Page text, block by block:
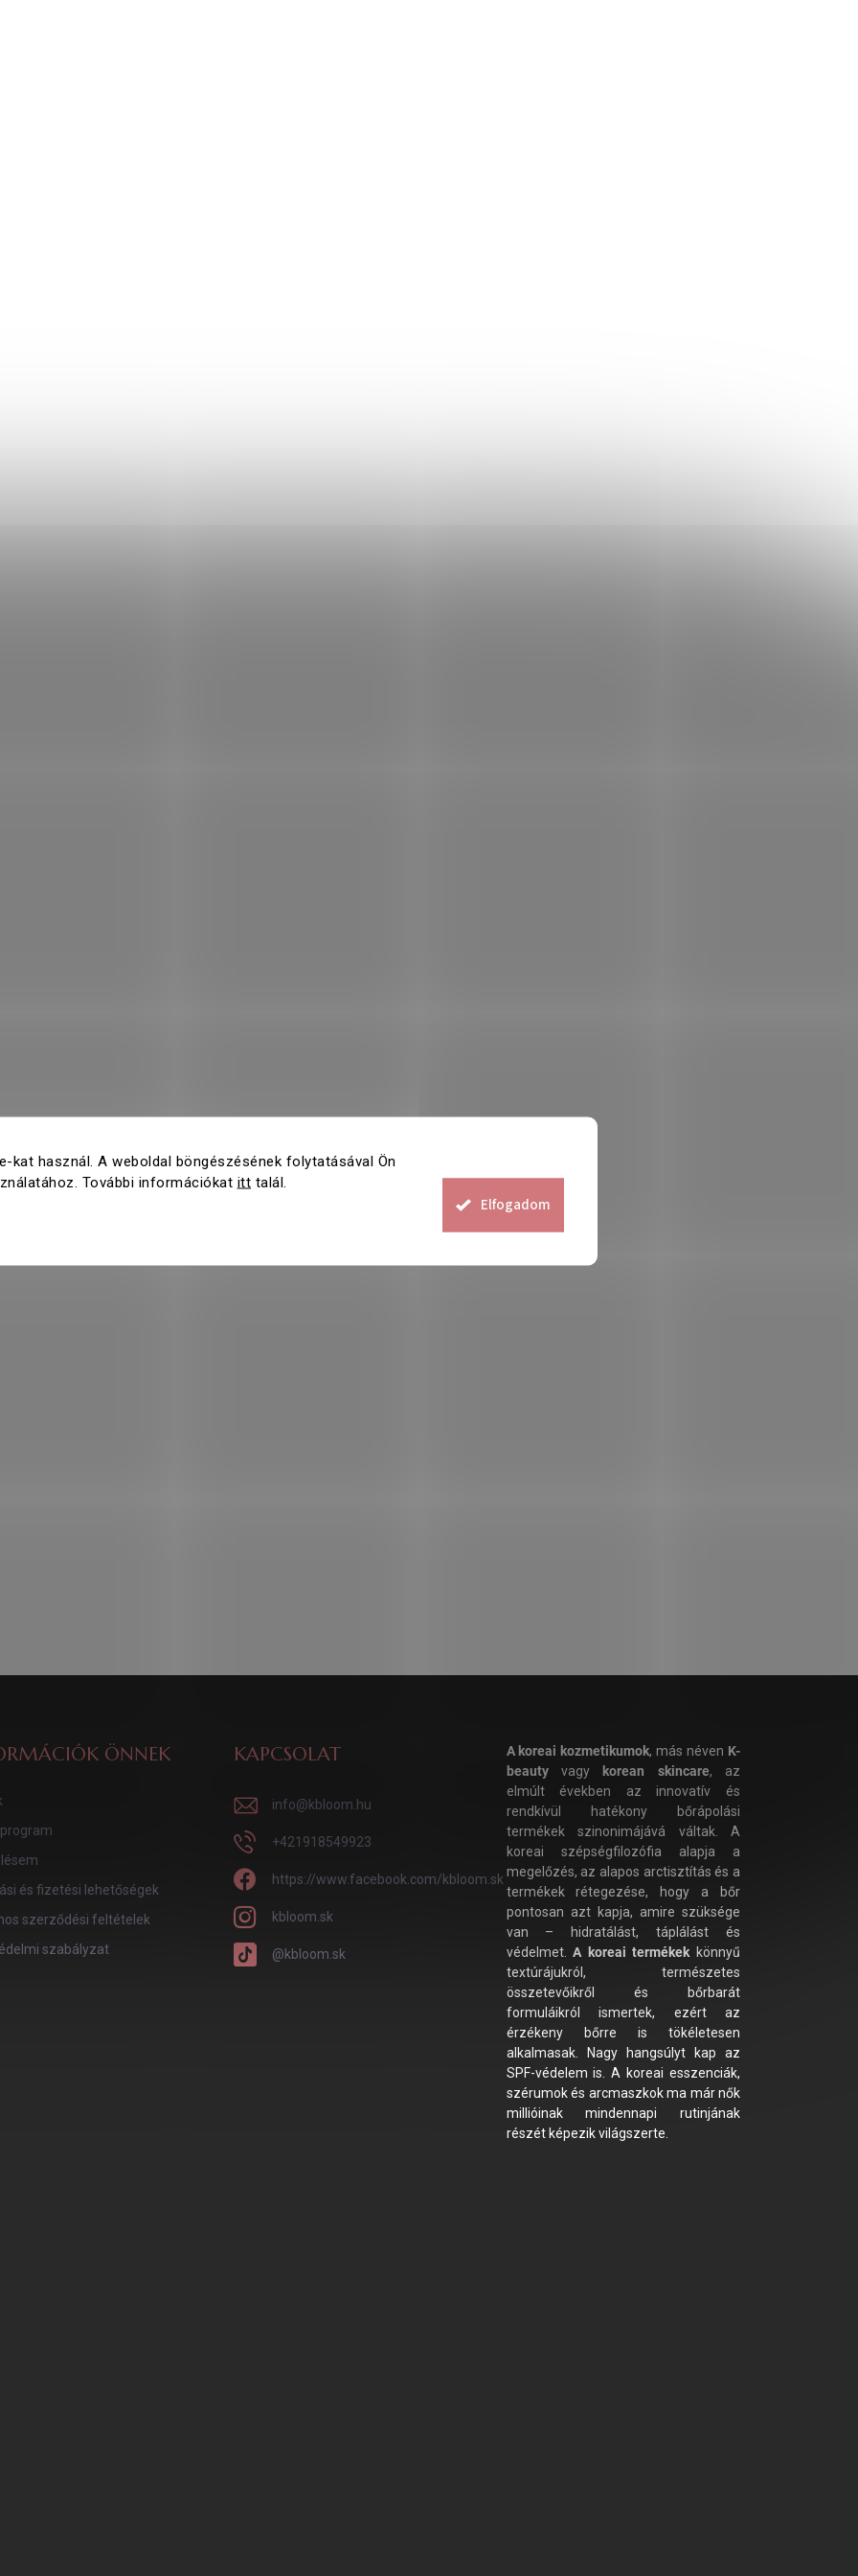
kat használ. A weboldal böngészésének folytatásával Ön
További információkat itt talál.
Elfogadom
ÖNNEK
és fizetési lehetőségek
szerződési feltételek
szabályzat
KAPCSOLAT
info@kbloom.hu
+421918549923
https://www.facebook.com/kbloom.sk
kbloom.sk
@kbloom.sk
A koreai kozmetikumok, más néven K-
beautyvagy korean skincare, az
elmúlt években az innovatív és
rendkívül hatékony bőrápolási
termékek szinonimájává váltak. A
koreai szépségfilozófia alapja a
megelőzés, az alapos arctisztítás és a
termékek rétegezése, hogy a bőr
pontosan azt kapja, amire szüksége
van – hidratálást, táplálást és
védelmet.A koreai termékek könnyű
textúrájukról, természetes
összetevőikről és bőrbarát
formuláikról ismertek, ezért az
érzékeny bőrre is tökéletesen
alkalmasak. Nagy hangsúlyt kap az
SPF-védelem is. A koreai esszenciák,
szérumok és arcmaszkok ma már nők
millióinak mindennapi rutinjának
részét képezik világszerte.